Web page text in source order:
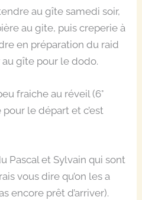
au gîte samedi soir,
au gite, puis creperie à
en préparation du raid
gîte pour le dodo.
fraiche au réveil (6°
le départ et c’est
Pascal et Sylvain qui sont
vous dire qu’on les a
encore prêt d’arriver).